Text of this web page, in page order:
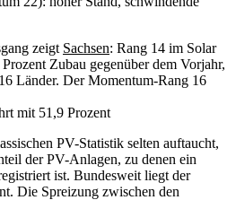
zeigt Sachsen: Rang 14 im Solar
Zubau gegenüber dem Vorjahr,
Länder. Der Momentum-Rang 16
mit 51,9 Prozent
PV-Statistik selten auftaucht,
der PV-Anlagen, zu denen ein
ist. Bundesweit liegt der
Die Spreizung zwischen den